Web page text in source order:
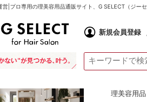
営|プロ専用の理美容用品通販サイト、G SELECT（ジ
新規会員登録
理美容用